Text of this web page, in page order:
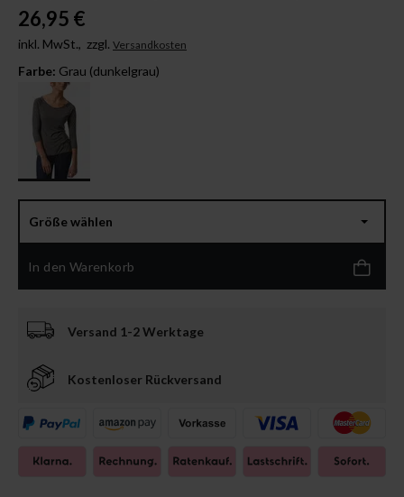
26,95 €
inkl. MwSt., zzgl. Versandkosten
Farbe: Grau (dunkelgrau)
Größe wählen
In den Warenkorb
Versand 1-2 Werktage
Kostenloser Rückversand